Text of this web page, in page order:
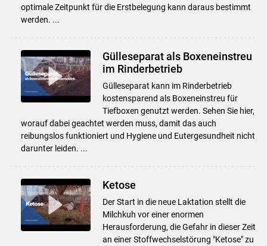
optimale Zeitpunkt für die Erstbelegung kann daraus bestimmt
werden. ...
Gülleseparat als Boxeneinstreu
im Rinderbetrieb
Gülleseparat kann im Rinderbetrieb
kostensparend als Boxeneinstreu für
Tiefboxen genutzt werden. Sehen Sie hier,
worauf dabei geachtet werden muss, damit das auch
reibungslos funktioniert und Hygiene und Eutergesundheit nicht
darunter leiden. ...
Ketose
Der Start in die neue Laktation stellt die
Milchkuh vor einer enormen
Herausforderung, die Gefahr in dieser Zeit
an einer Stoffwechselstörung "Ketose" zu